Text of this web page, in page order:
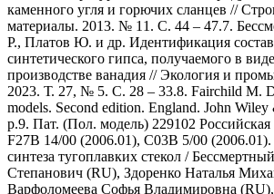
каменного угля и горючих сланцев //
материалы. 2013. № 11. С. 44 – 47.7.
Р., Платов Ю. и др. Идентификация
синтетического гипса, получаемого в
производстве ванадия // Экология и
2023. Т. 27, № 5. С. 28 – 33.8. Fairchild M.
models. Second edition. England. John
p.9. Пат. (Пол. модель) 229102
F27B 14/00 (2006.01), C03B 5/00 (2006.01).
синтеза тугоплавких стекол /
Степанович (RU), Здоренко Наталья
Варфоломеева Софья Владимировна